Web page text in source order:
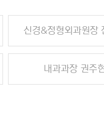
신경&정형외과원장
내과과장 권주